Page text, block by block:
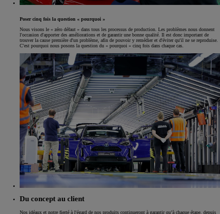
Poser cinq fois la question « pourquoi »
Nous visons le « zéro défaut » dans tous les processus de production. Les problèmes nous donnent
l'occasion d'apporter des améliorations et de garantir une bonne qualité. Il est donc important de
trouver la cause première d'un problème, afin de pouvoir y remédier et d'éviter qu'il ne se reproduise.
C'est pourquoi nous posons la question du « pourquoi » cinq fois dans chaque cas.
Du concept au client
Nos idéaux et notre fierté à l'égard de nos produits continueront à garantir qu’à chaque étape, depuis